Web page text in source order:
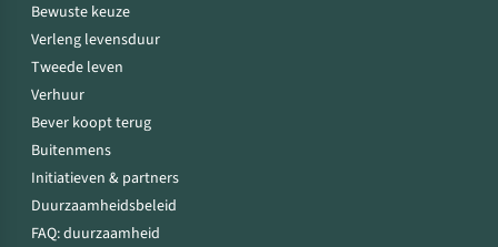
Bewuste keuze
Verleng levensduur
Tweede leven
Verhuur
Bever koopt terug
Buitenmens
Initiatieven & partners
Duurzaamheidsbeleid
FAQ: duurzaamheid